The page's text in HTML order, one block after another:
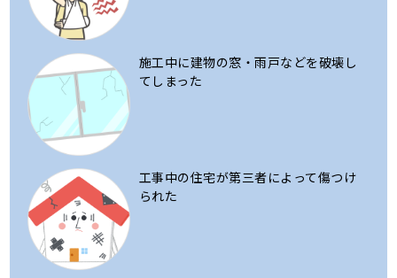
施工中に建物の窓・雨戸などを破壊し
てしまった
工事中の住宅が第三者によって傷つけ
られた